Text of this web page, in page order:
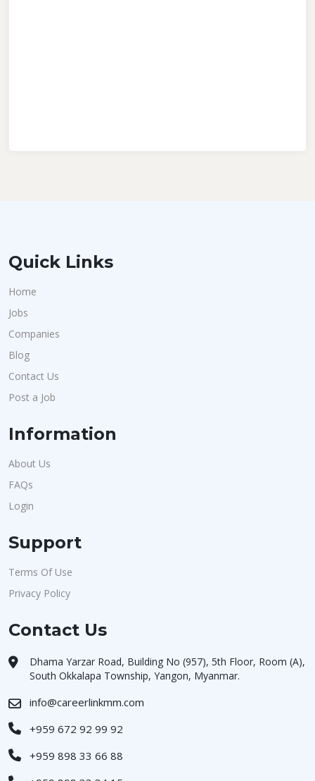
Quick Links
Home
Jobs
Companies
Blog
Contact Us
Post a Job
Information
About Us
FAQs
Login
Support
Terms Of Use
Privacy Policy
Contact Us
Dhama Yarzar Road, Building No (957), 5th Floor, Room (A),
South Okkalapa Township, Yangon, Myanmar.
info@careerlinkmm.com
+959 672 92 99 92
+959 898 33 66 88